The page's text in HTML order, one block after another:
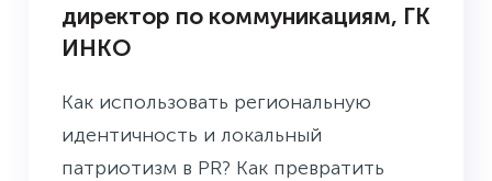
директор по коммуникациям, ГК
ИНКО
Как использовать региональную
идентичность и локальный
патриотизм в PR? Как превратить